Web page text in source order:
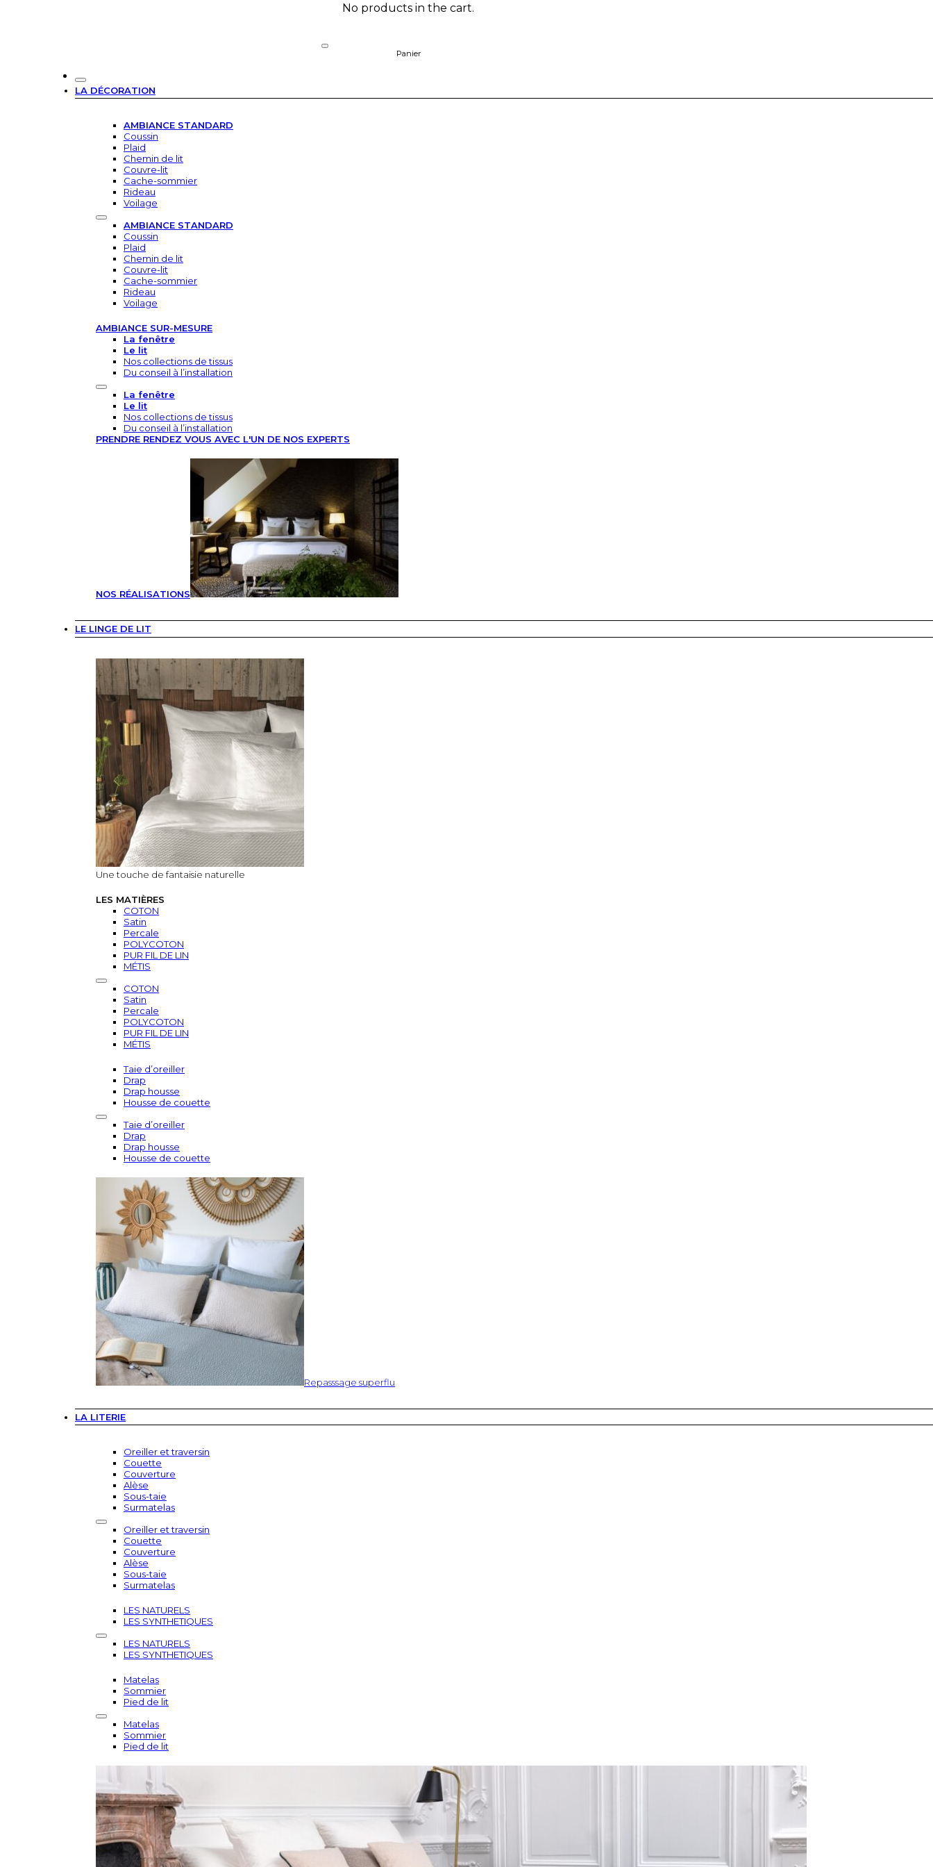
No products in the cart.
Panier
LA DÉCORATION
AMBIANCE STANDARD
Coussin
Plaid
Chemin de lit
Couvre-lit
Cache-sommier
Rideau
Voilage
AMBIANCE STANDARD
Coussin
Plaid
Chemin de lit
Couvre-lit
Cache-sommier
Rideau
Voilage
AMBIANCE SUR-MESURE
La fenêtre
Le lit
Nos collections de tissus
Du conseil à l’installation
La fenêtre
Le lit
Nos collections de tissus
Du conseil à l’installation
PRENDRE RENDEZ VOUS AVEC L'UN DE NOS EXPERTS
NOS RÉALISATIONS
LE LINGE DE LIT
Une touche de fantaisie naturelle
LES MATIÈRES
COTON
Satin
Percale
POLYCOTON
PUR FIL DE LIN
MÉTIS
COTON
Satin
Percale
POLYCOTON
PUR FIL DE LIN
MÉTIS
Taie d’oreiller
Drap
Drap housse
Housse de couette
Taie d’oreiller
Drap
Drap housse
Housse de couette
Repasssage superflu
LA LITERIE
Oreiller et traversin
Couette
Couverture
Alèse
Sous-taie
Surmatelas
Oreiller et traversin
Couette
Couverture
Alèse
Sous-taie
Surmatelas
LES NATURELS
LES SYNTHETIQUES
LES NATURELS
LES SYNTHETIQUES
Matelas
Sommier
Pied de lit
Matelas
Sommier
Pied de lit